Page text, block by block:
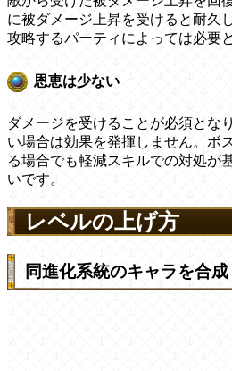
に被ダメージ上昇を受けると耐久
攻略するパーティによっては必要
恩恵は少ない
ダメージを受けることが必須とな
い場合は効果を発揮しません。ボ
る場合でも軽減スキルでの対処が
いです。
レベルの上げ方
同進化系統のキャラを合成